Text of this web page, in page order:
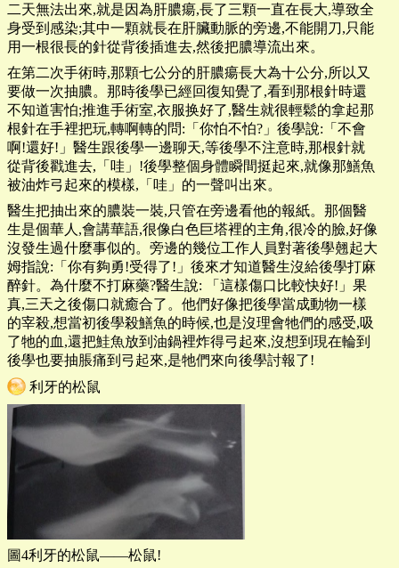
二天無法出來,就是因為肝膿瘍,長了三顆一直在長大,導致全
身受到感染;其中一顆就長在肝臟動脈的旁邊,不能開刀,只能
用一根很長的針從背後插進去,然後把膿導流出來。
在第二次手術時,那顆七公分的肝膿瘍長大為十公分,所以又
要做一次抽膿。那時後學已經回復知覺了,看到那根針時還
不知道害怕;推進手術室,衣服换好了,醫生就很輕鬆的拿起那
根針在手裡把玩,轉啊轉的問:「你怕不怕?」後學說:「不會
啊!還好!」醫生跟後學一邊聊天,等後學不注意時,那根針就
從背後戳進去,「哇」!後學整個身體瞬間挺起來,就像那鱔魚
被油炸弓起來的模樣,「哇」的一聲叫出來。
醫生把抽出來的膿裝一裝,只管在旁邊看他的報紙。那個醫
生是個華人,會講華語,很像白色巨塔裡的主角,很冷的臉,好像
沒發生過什麼事似的。旁邊的幾位工作人員對著後學翹起大
姆指說:「你有夠勇!受得了!」後來才知道醫生沒給後學打麻
醉針。為什麼不打麻藥?醫生說: 「這樣傷口比較快好!」果
真,三天之後傷口就癒合了。他們好像把後學當成動物一樣
的宰殺,想當初後學殺鱔魚的時候,也是沒理會牠們的感受,吸
了牠的血,還把鮭魚放到油鍋裡炸得弓起來,沒想到現在輪到
後學也要抽脹痛到弓起來,是牠們來向後學討報了!
利牙的松鼠
圖4利牙的松鼠——松鼠!